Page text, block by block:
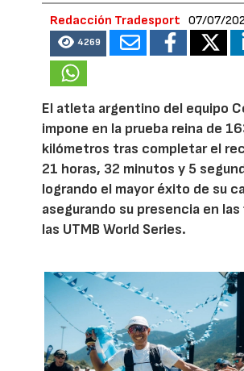
Redacción Tradesport 07/07/
4269
El atleta argentino del equipo
impone en la prueba reina de
kilómetros tras completar el
21 horas, 32 minutos y 5
logrando el mayor éxito de su
asegurando su presencia en
las UTMB World Series.